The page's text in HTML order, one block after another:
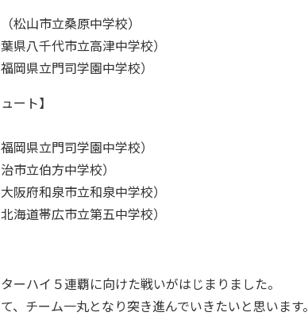
松山市立桑原中学校）
県八千代市立高津中学校）
岡県立門司学園中学校）
ート】
岡県立門司学園中学校）
市立伯方中学校）
阪府和泉市立和泉中学校）
海道帯広市立第五中学校）
ーハイ５連覇に向けた戦いがはじまりました。
、チーム一丸となり突き進んでいきたいと思います。